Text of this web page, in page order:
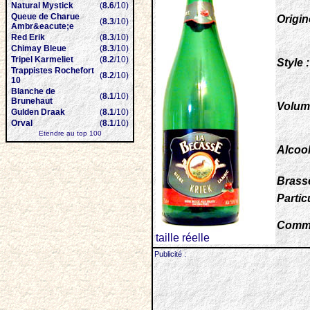
Natural Mystick
(8.6/10)
Queue de Charue
Ambr&eacute;e
(8.3/10)
Red Erik
(8.3/10)
Chimay Bleue
(8.3/10)
Tripel Karmeliet
(8.2/10)
Trappistes Rochefort
10
(8.2/10)
Blanche de
Brunehaut
(8.1/10)
Gulden Draak
(8.1/10)
Orval
(8.1/10)
Etendre au top 100
taille réelle
Style :
Publicité :